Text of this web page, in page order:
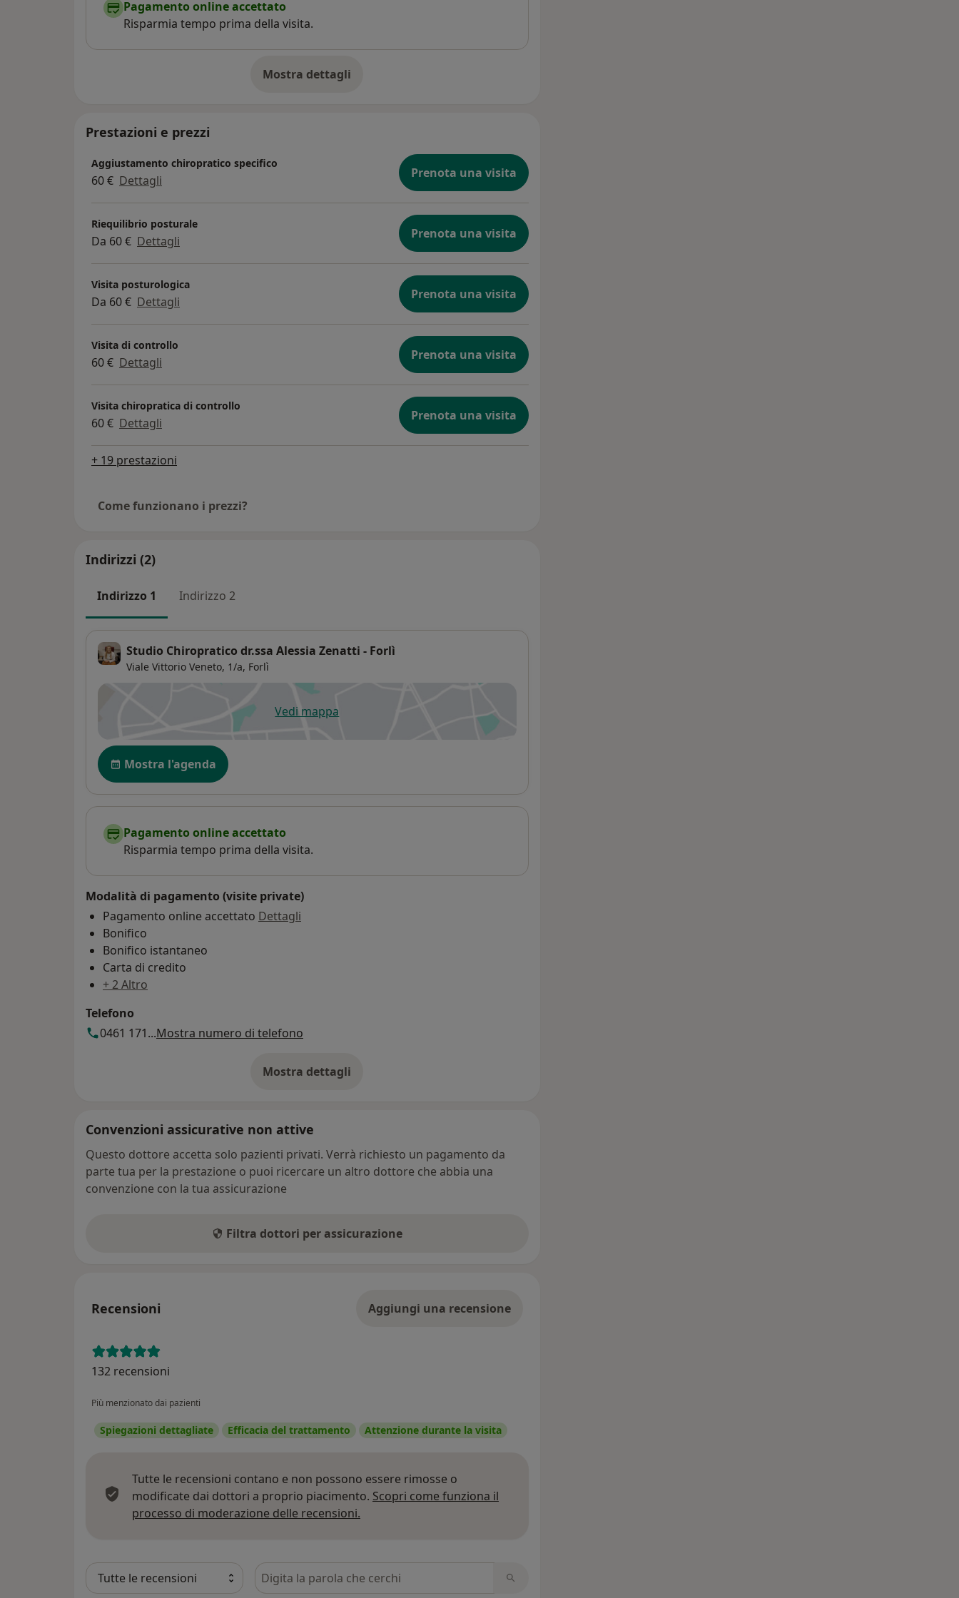
Pagamento online accettato
Risparmia tempo prima della visita.
Mostra dettagli
sull'esperienza
Prestazioni e prezzi
Aggiustamento chiropratico specifico
60 € Dettagli Prenota una visita
Riequilibrio posturale
Da 60 € Dettagli Prenota una visita
Visita posturologica
Da 60 € Dettagli Prenota una visita
Visita di controllo
60 € Dettagli Prenota una visita
Visita chiropratica di controllo
60 € Dettagli Prenota una visita
+ 19 prestazioni
Come funzionano i prezzi?
Indirizzi (2)
Indirizzo 1 Indirizzo 2
Studio Chiropratico dr.ssa Alessia Zenatti - Forlì
Viale Vittorio Veneto, 1/a, Forlì
Vedi mappasi apre in una nuova scheda
Disponibilità
Mostra l'agenda
Pagamento online accettato
Risparmia tempo prima della visita.
Modalità di pagamento (visite private)
Pagamento online accettato Dettagli
Bonifico
Bonifico istantaneo
Carta di credito
+ 2 Altro
Telefono
0461 171...Mostra numero di telefono
Mostra dettagli
sull'indirizzo
Convenzioni assicurative non attive
Questo dottore accetta solo pazienti privati. Verrà richiesto un pagamento da
parte tua per la prestazione o puoi ricercare un altro dottore che abbia una
convenzione con la tua assicurazione
Filtra dottori per assicurazione
Recensioni Aggiungi una recensione
132 recensioni
Più menzionato dai pazienti
Spiegazioni dettagliate Efficacia del trattamento Attenzione durante la visita
Tutte le recensioni contano e non possono essere rimosse o
modificate dai dottori a proprio piacimento. Scopri come funziona il
processo di moderazione delle recensioni.
Cerca nelle recensioni